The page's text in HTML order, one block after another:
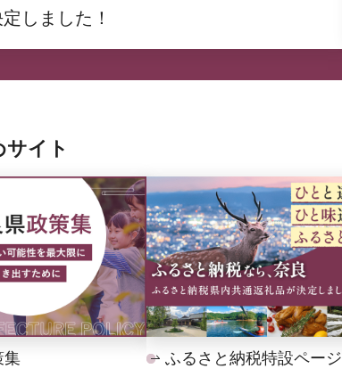
しました！
イト
集 ふるさと納税特設ページ